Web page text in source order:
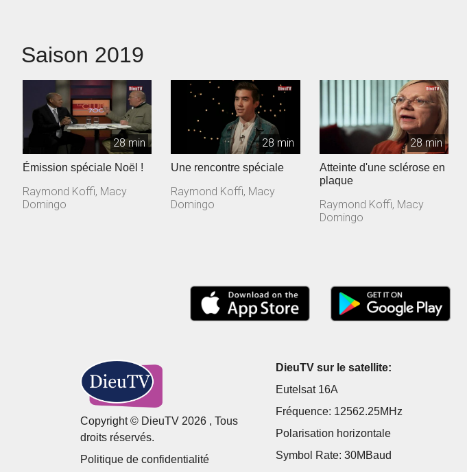
Saison 2019
28 min
Émission spéciale Noël !
Raymond Koffi, Macy
Domingo
28 min
Une rencontre spéciale
Raymond Koffi, Macy
Domingo
28 min
Atteinte d'une sclérose en
plaque
Raymond Koffi, Macy
Domingo
Copyright © DieuTV 2026 , Tous
droits réservés.
Politique de confidentialité
DieuTV sur le satellite:
Eutelsat 16A
Fréquence: 12562.25MHz
Polarisation horizontale
Symbol Rate: 30MBaud